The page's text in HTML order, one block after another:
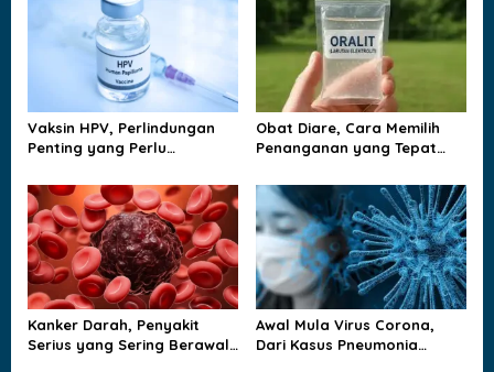
n
Vaksin HPV, Perlindungan
Penting yang Perlu
Obat Diare, Cara Memilih
Penanganan yang Tepat
Kehilangan Cairan
Kanker Darah, Penyakit
Serius yang Sering Berawal
Awal Mula Virus Corona,
Dari Kasus Pneumonia